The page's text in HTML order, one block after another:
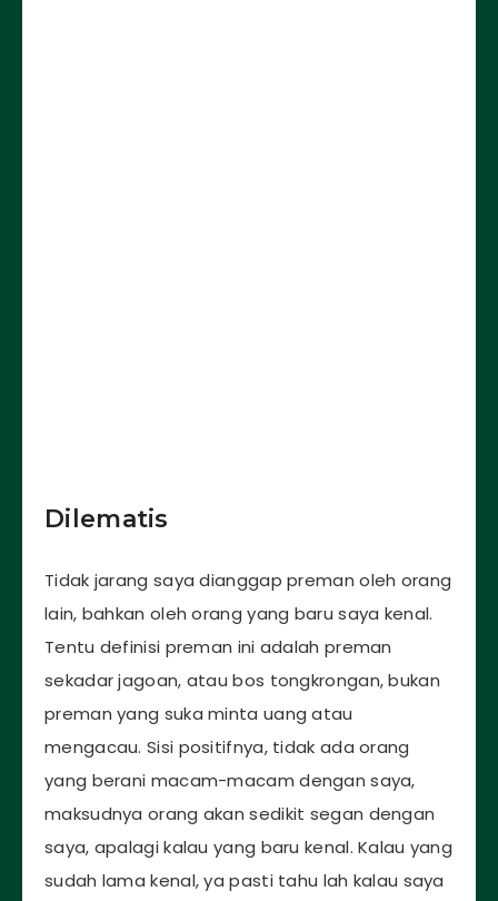
Dilematis
Tidak jarang saya dianggap preman oleh orang
lain, bahkan oleh orang yang baru saya kenal.
Tentu definisi preman ini adalah preman
sekadar jagoan, atau bos tongkrongan, bukan
preman yang suka minta uang atau
mengacau. Sisi positifnya, tidak ada orang
yang berani macam-macam dengan saya,
maksudnya orang akan sedikit segan dengan
saya, apalagi kalau yang baru kenal. Kalau yang
sudah lama kenal, ya pasti tahu lah kalau saya